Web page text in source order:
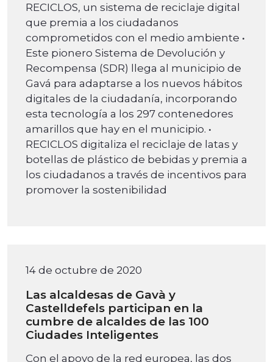
RECICLOS, un sistema de reciclaje digital
que premia a los ciudadanos
comprometidos con el medio ambiente •
Este pionero Sistema de Devolución y
Recompensa (SDR) llega al municipio de
Gavá para adaptarse a los nuevos hábitos
digitales de la ciudadanía, incorporando
esta tecnología a los 297 contenedores
amarillos que hay en el municipio. •
RECICLOS digitaliza el reciclaje de latas y
botellas de plástico de bebidas y premia a
los ciudadanos a través de incentivos para
promover la sostenibilidad
14 de octubre de 2020
Las alcaldesas de Gavà y
Castelldefels participan en la
cumbre de alcaldes de las 100
Ciudades Inteligentes
Con el apoyo de la red europea, las dos